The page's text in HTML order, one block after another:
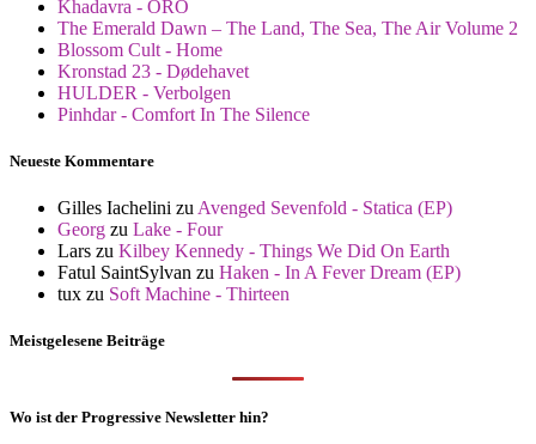
Khadavra - ORO
The Emerald Dawn – The Land, The Sea, The Air Volume 2
Blossom Cult - Home
Kronstad 23 - Dødehavet
HULDER - Verbolgen
Pinhdar - Comfort In The Silence
Neueste Kommentare
Gilles Iachelini zu Avenged Sevenfold - Statica (EP)
Georg zu Lake - Four
Lars zu Kilbey Kennedy - Things We Did On Earth
Fatul SaintSylvan zu Haken - In A Fever Dream (EP)
tux zu Soft Machine - Thirteen
Meistgelesene Beiträge
Wo ist der Progressive Newsletter hin?